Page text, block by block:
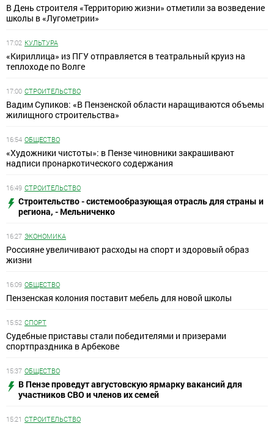
В День строителя «Территорию жизни» отметили за возведение
школы в «Лугометрии»
17:02 КУЛЬТУРА
«Кириллица» из ПГУ отправляется в театральный круиз на
теплоходе по Волге
17:00 СТРОИТЕЛЬСТВО
Вадим Супиков: «В Пензенской области наращиваются объемы
жилищного строительства»
16:54 ОБЩЕСТВО
«Художники чистоты»: в Пензе чиновники закрашивают
надписи пронаркотического содержания
16:49 СТРОИТЕЛЬСТВО
Строительство - системообразующая отрасль для страны и
региона, - Мельниченко
16:27 ЭКОНОМИКА
Россияне увеличивают расходы на спорт и здоровый образ
жизни
16:09 ОБЩЕСТВО
Пензенская колония поставит мебель для новой школы
15:52 СПОРТ
Судебные приставы стали победителями и призерами
спортпраздника в Арбекове
15:37 ОБЩЕСТВО
В Пензе проведут августовскую ярмарку вакансий для
участников СВО и членов их семей
15:21 СТРОИТЕЛЬСТВО